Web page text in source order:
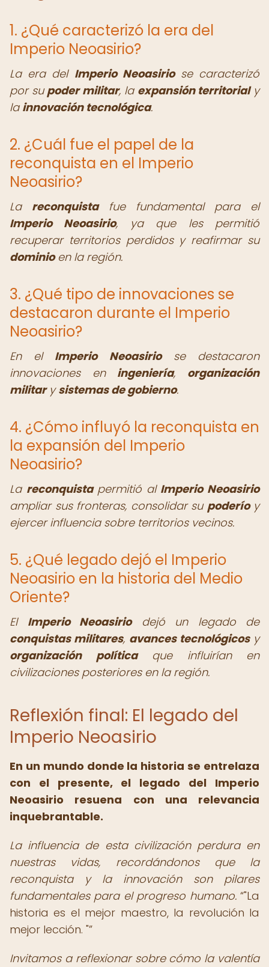
1. ¿Qué caracterizó la era del
Imperio Neoasirio?
La era del Imperio Neoasiriose caracterizó
por supoder militar, la expansión territorialy
la innovación tecnológica.
2. ¿Cuál fue el papel de la
reconquista en el Imperio
Neoasirio?
La reconquistafue fundamental para el
Imperio Neoasirio, ya que les permitió
recuperar territorios perdidos y reafirmar su
dominioen la región.
3. ¿Qué tipo de innovaciones se
destacaron durante el Imperio
Neoasirio?
En el Imperio Neoasiriose destacaron
innovaciones en ingeniería, organización
militarysistemas de gobierno.
4. ¿Cómo influyó la reconquista en
la expansión del Imperio
Neoasirio?
La reconquistapermitió al Imperio Neoasirio
ampliar sus fronteras, consolidar su poderíoy
ejercer influencia sobre territorios vecinos.
5. ¿Qué legado dejó el Imperio
Neoasirio en la historia del Medio
Oriente?
El Imperio Neoasiriodejó un legado de
conquistas militares, avances tecnológicosy
organización políticaque influirían en
civilizaciones posteriores en la región.
Reflexión final: El legado del
Imperio Neoasirio
En un mundo donde la historia se entrelaza
con el presente, el legado del Imperio
Neoasirio resuena con una relevancia
inquebrantable.
La influencia de esta civilización perdura en
nuestras vidas, recordándonos que la
reconquista y la innovación son pilares
fundamentales para el progreso humano. "La
historia es el mejor maestro, la revolución la
mejor lección. "
Invitamos a reflexionar sobre cómo la valentía